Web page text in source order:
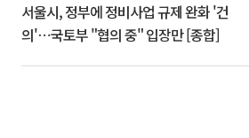
서울시, 정부에 정비사업 규제 완화 '건
의'⋯국토부 "협의 중" 입장만 [종합]